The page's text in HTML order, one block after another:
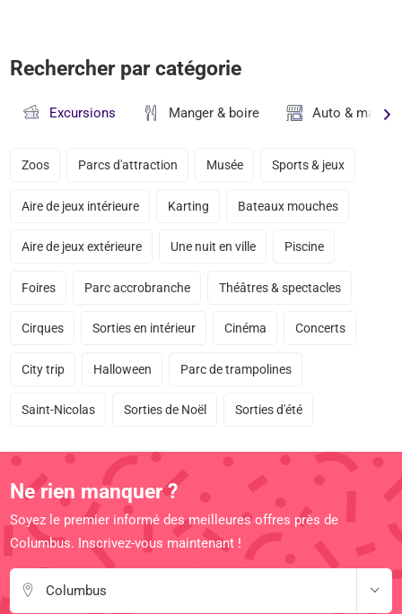
Rechercher par catégorie
Excursions Manger & boire Auto &
Zoos Parcs d'attraction Musée Sports & jeux
Aire de jeux intérieure Karting Bateaux mouches
Aire de jeux extérieure Une nuit en ville Piscine
Foires Parc accrobranche Théâtres & spectacles
Cirques Sorties en intérieur Cinéma Concerts
City trip Halloween Parc de trampolines
Saint-Nicolas Sorties de Noël Sorties d'été
Ne rien manquer ?
Soyez le premier informé des meilleures offres près de
Columbus. Inscrivez-vous maintenant !
Columbus